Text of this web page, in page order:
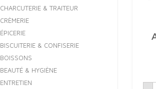
CHARCUTERIE & TRAITEUR
CRÈMERIE
ÉPICERIE
BISCUITERIE & CONFISERIE
BOISSONS
BEAUTÉ & HYGIÈNE
ENTRETIEN